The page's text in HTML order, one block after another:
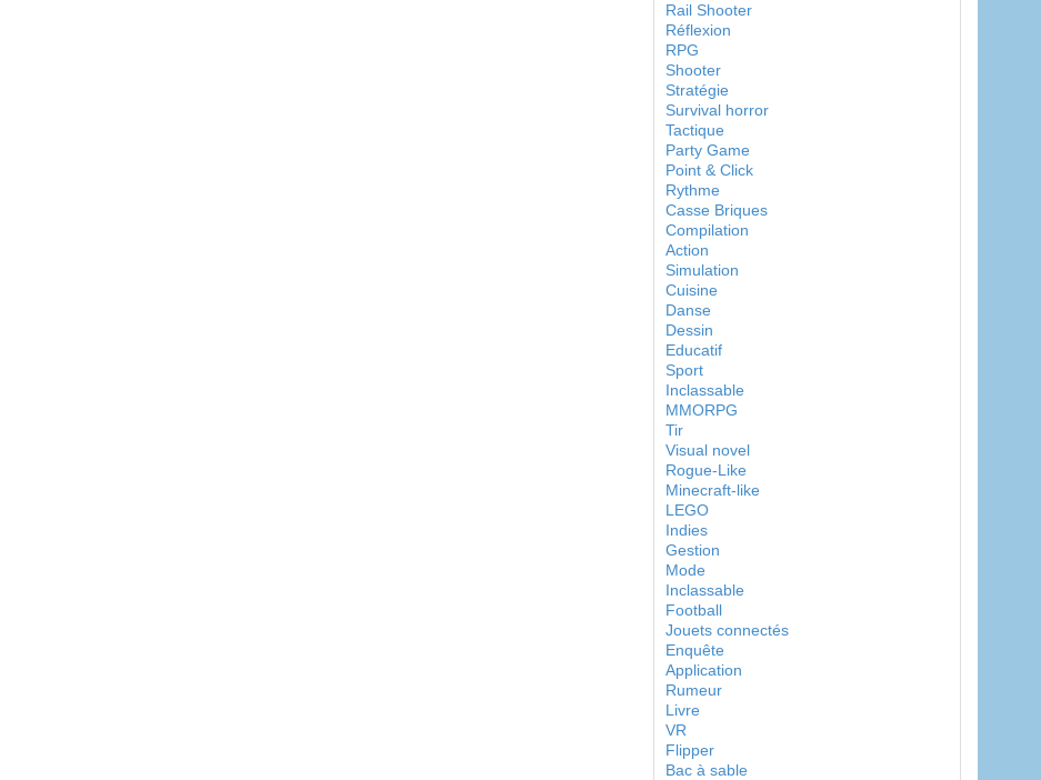
Rail Shooter
Réflexion
RPG
Shooter
Stratégie
Survival horror
Tactique
Party Game
Point & Click
Rythme
Casse Briques
Compilation
Action
Simulation
Cuisine
Danse
Dessin
Educatif
Sport
Inclassable
MMORPG
Tir
Visual novel
Rogue-Like
Minecraft-like
LEGO
Indies
Gestion
Mode
Inclassable
Football
Jouets connectés
Enquête
Application
Rumeur
Livre
VR
Flipper
Bac à sable